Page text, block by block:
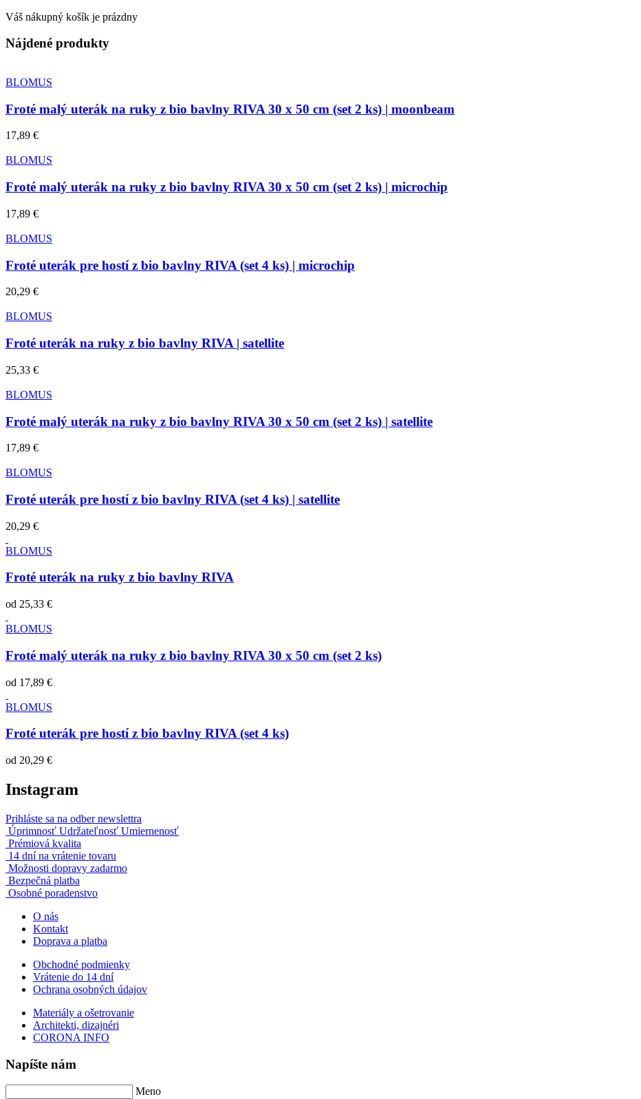
Váš nákupný košík je prázdny
Nájdené produkty
BLOMUS
Froté malý uterák na ruky z bio bavlny RIVA 30 x 50 cm (set 2 ks) | moonbeam
17,89 €
BLOMUS
Froté malý uterák na ruky z bio bavlny RIVA 30 x 50 cm (set 2 ks) | microchip
17,89 €
BLOMUS
Froté uterák pre hostí z bio bavlny RIVA (set 4 ks) | microchip
20,29 €
BLOMUS
Froté uterák na ruky z bio bavlny RIVA | satellite
25,33 €
BLOMUS
Froté malý uterák na ruky z bio bavlny RIVA 30 x 50 cm (set 2 ks) | satellite
17,89 €
BLOMUS
Froté uterák pre hostí z bio bavlny RIVA (set 4 ks) | satellite
20,29 €
BLOMUS
Froté uterák na ruky z bio bavlny RIVA
od 25,33 €
BLOMUS
Froté malý uterák na ruky z bio bavlny RIVA 30 x 50 cm (set 2 ks)
od 17,89 €
BLOMUS
Froté uterák pre hostí z bio bavlny RIVA (set 4 ks)
od 20,29 €
Instagram
Prihláste sa na odber newslettra
Úprimnosť Udržateľnosť Umiernenosť
Prémiová kvalita
14 dní na vrátenie tovaru
Možnosti dopravy zadarmo
Bezpečná platba
Osobné poradenstvo
O nás
Kontakt
Doprava a platba
Obchodné podmienky
Vrátenie do 14 dní
Ochrana osobných údajov
Materiály a ošetrovanie
Architekti, dizajnéri
CORONA INFO
Napíšte nám
Meno